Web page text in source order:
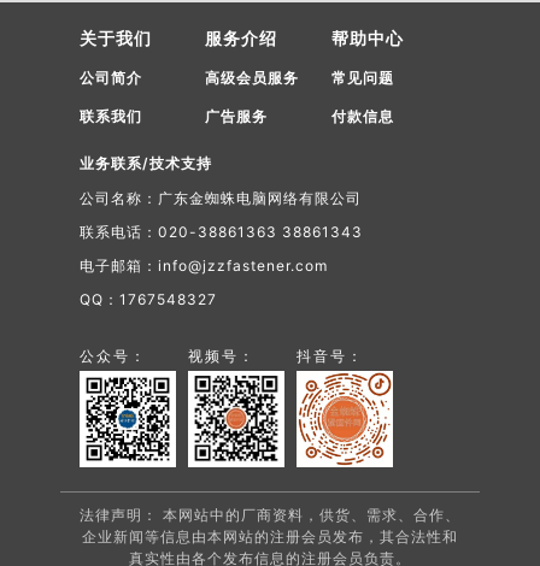
铜螺栓、...
关于我们
公司简介
联系我们
服务介绍
高级会员服务
广告服务
帮助中心
常见问题
付款信息
业务联系/技术支持
公司名称：广东金蜘蛛电脑网络有限公司
联系电话：020-38861363 38861343
电子邮箱：info@jzzfastener.com
QQ：1767548327
公众号： 视频号： 抖音号：
法律声明： 本网站中的厂商资料，供货、需求、合作、
企业新闻等信息由本网站的注册会员发布，其合法性和
真实性由各个发布信息的注册会员负责。